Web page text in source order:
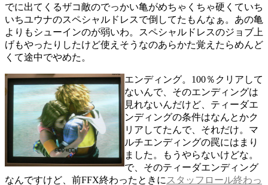
でに出てくるザコ敵のでっかい亀がめちゃくちゃ硬くていち
いちユウナのスペシャルドレスで倒してたもんなぁ。あの亀
よりもシューインのが弱いわ。スペシャルドレスのジョブ上
げもやったりしたけど使えそうなのあらかた覚えたらめんど
くて途中でやめた。
エンディング。100％クリアして
ないんで、そのエンディングは
見れないんだけど、ティーダエ
ンディングの条件はなんとかク
リアしてたんで、それだけ。マ
ルチエンディングの罠にはまり
ました。もうやらないけどな。
で、そのティーダエンディング
なんですけど、前FFX終わったときに スタッフロール終わっ